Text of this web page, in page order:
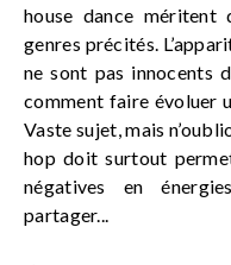
house dance méritent
genres précités.
ne sont pas innocents
comment faire évoluer
Vaste sujet, mais
hop doit surtout
négatives en
partager...